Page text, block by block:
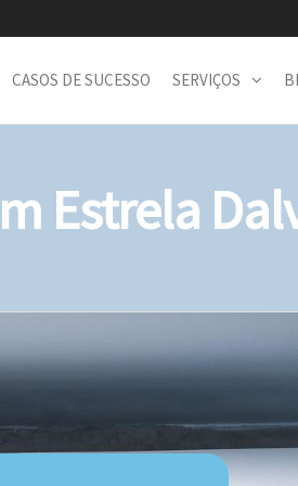
CASOS DE SUCESSO SERVIÇOS
Estrela